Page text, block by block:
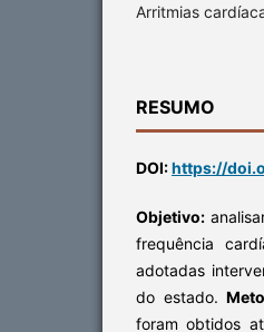
Arritmias
RESUMO
DOI:https://
Objetivo:
frequência
adotadas
do estado.
foram obtidos